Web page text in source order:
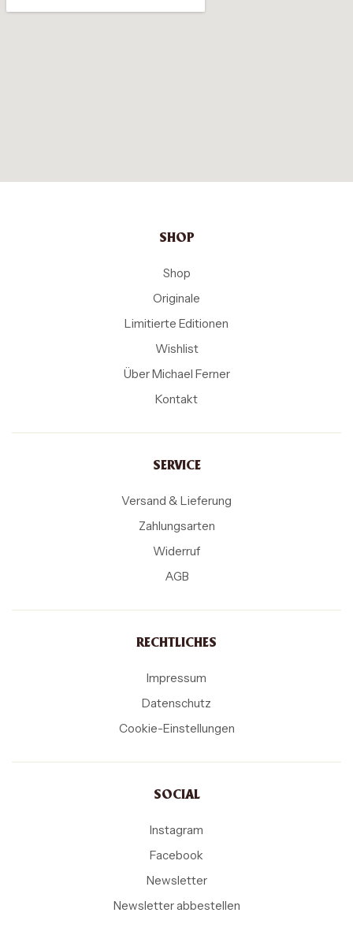
SHOP
Shop
Originale
Limitierte Editionen
Wishlist
Über Michael Ferner
Kontakt
SERVICE
Versand & Lieferung
Zahlungsarten
Widerruf
AGB
RECHTLICHES
Impressum
Datenschutz
Cookie-Einstellungen
SOCIAL
Instagram
Facebook
Newsletter
Newsletter abbestellen